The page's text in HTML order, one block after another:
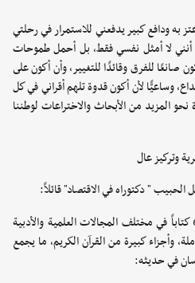
ودافع كبير يدفعني للاستمرار في رحلتي
لا أمثل نفسي فقط، بل أحمل طموحات
للفرق وقائدًا للتغيير، وأن أكون على
وساعيًّا لأن أكون قدوة تلهم أقراني في كل
المزيد من الأبحاث والاختراعات لوطننا
وتركيز عال
" دكتوراه في الاقتصاد" قائلاً:
الحبيب قارئ نَهِم لأكثر من 620 كتاباً في مختلف المجالات العلمية والأدبية
وأجزاء كبيرة من القرآن الكريم، ما يجمع
في حديثه: